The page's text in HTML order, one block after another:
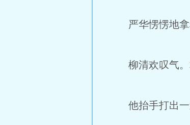
严华愣愣地拿
柳清欢叹气。
他抬手打出一